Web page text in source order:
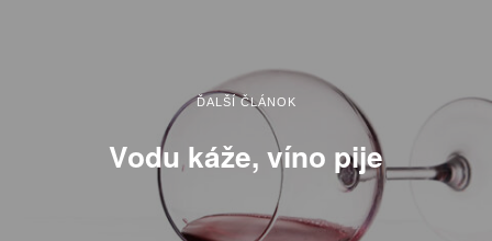
ĎALŠÍ ČLÁNOK
Vodu káže, víno pije